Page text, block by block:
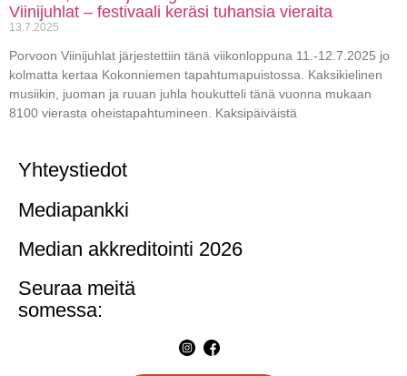
Viinijuhlat – festivaali keräsi tuhansia vieraita
13.7.2025
Porvoon Viinijuhlat järjestettiin tänä viikonloppuna 11.-12.7.2025 jo
kolmatta kertaa Kokonniemen tapahtumapuistossa. Kaksikielinen
musiikin, juoman ja ruuan juhla houkutteli tänä vuonna mukaan
8100 vierasta oheistapahtumineen. Kaksipäiväistä
Yhteystiedot
Mediapankki
Median akkreditointi 2026
Seuraa meitä
somessa: